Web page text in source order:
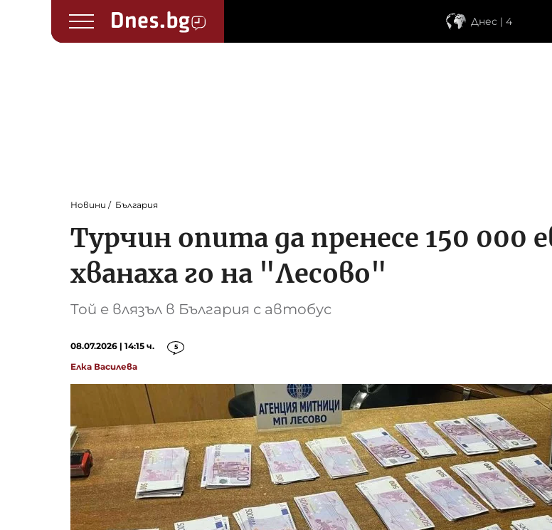
Днес | 4
Новини България
Турчин опита да пренесе 150 000
хванаха го на "Лесово"
Той е влязъл в България с автобус
08.07.2026 | 14:15 ч. 5
Елка Василева